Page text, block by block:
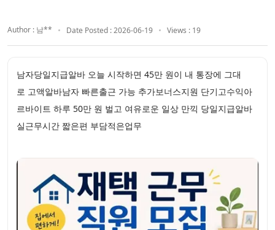
Author : 남** Date Posted : 2026-06-19 Views : 19
남자당일지급알바 오늘 시작하면 45만 원이 내 통장에 그대
로 고액알바남자 빠른출근 가능 추가보너스지원 단기고수익아
르바이트 하루 50만 원 벌고 여유로운 일상 만끽 당일지급알바
실근무시간 짧은편 부담적은업무